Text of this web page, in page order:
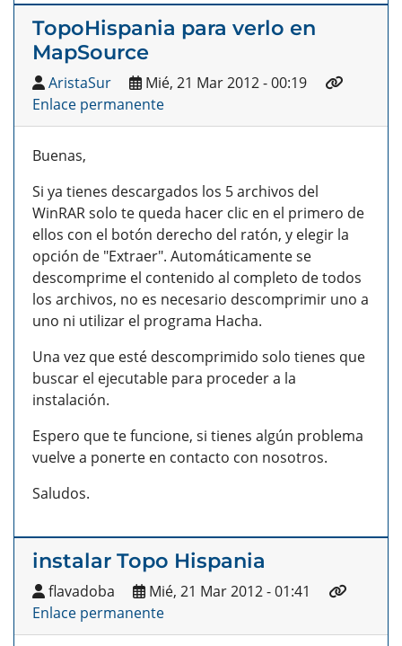
TopoHispania para verlo en
MapSource
AristaSur
Mié, 21 Mar 2012 - 00:19
Enlace permanente
Buenas,
Si ya tienes descargados los 5 archivos del
WinRAR solo te queda hacer clic en el primero de
ellos con el botón derecho del ratón, y elegir la
opción de "Extraer". Automáticamente se
descomprime el contenido al completo de todos
los archivos, no es necesario descomprimir uno a
uno ni utilizar el programa Hacha.
Una vez que esté descomprimido solo tienes que
buscar el ejecutable para proceder a la
instalación.
Espero que te funcione, si tienes algún problema
vuelve a ponerte en contacto con nosotros.
Saludos.
instalar Topo Hispania
flavadoba
Mié, 21 Mar 2012 - 01:41
Enlace permanente